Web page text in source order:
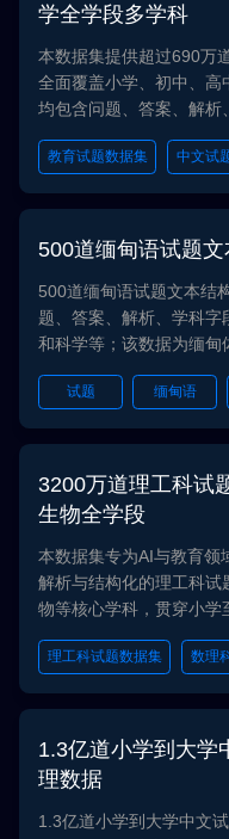
学全学段多学科
本数据集提供超过690万
全面覆盖小学、初中、高
均包含问题、答案、解析
模型学科知识增强、教育
质量数据资源。
教育试题数据集 中文试
大模型教育领域微调数据集
500道缅甸语试题
500道缅甸语试题文本结
题、答案、解析、学科
和科学等；该数据为缅甸
知识增强
试题 缅甸语
3200万道理工科试
生物全学段
本数据集专为AI与教育领
解析与结构化的理工科
物等核心学科，贯穿小学
问题、答案、解析、题型
库与进行学科知识增强的
理工科试题数据集 数理
科学教育大模型训练数据
1.3亿道小学到大学
理数据
1.3亿道小学到大学中文